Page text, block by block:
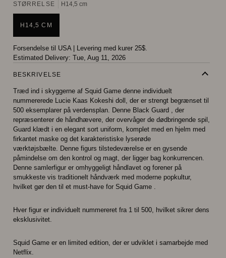
STØRRELSE H14,5 cm
H14,5 CM
Forsendelse til USA
Levering med kurer 25$.
Estimated Delivery: Tue, Aug 11, 2026
BESKRIVELSE
Træd ind i skyggerne af Squid Game denne individuelt
nummererede Lucie Kaas Kokeshi doll, der er strengt begrænset til
500 eksemplarer på verdensplan. Denne Black Guard , der
repræsenterer de håndhævere, der overvåger de dødbringende spil,
Guard klædt i en elegant sort uniform, komplet med en hjelm med
firkantet maske og det karakteristiske lyserøde
værktøjsbælte. Denne figurs tilstedeværelse er en gysende
påmindelse om den kontrol og magt, der ligger bag konkurrencen.
Denne samlerfigur er omhyggeligt håndlavet og forener på
smukkeste vis traditionelt håndværk med moderne popkultur,
hvilket gør den til et must-have for Squid Game .
Hver figur er individuelt nummereret fra 1 til 500, hvilket sikrer dens
eksklusivitet.
Squid Game er en limited edition, der er udviklet i samarbejde med
Netflix.